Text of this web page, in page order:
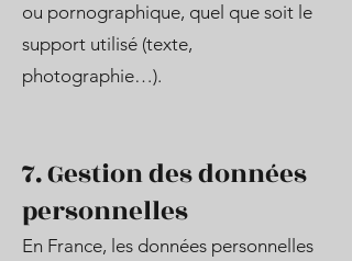
ou pornographique, quel que soit le
support utilisé (texte,
photographie…).
7. Gestion des données
personnelles
En France, les données personnelles